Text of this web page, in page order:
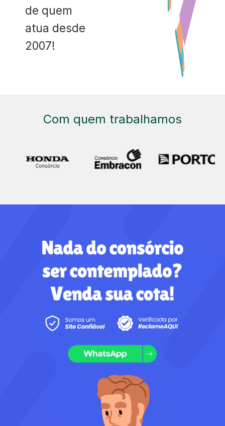
de quem
atua desde
2007!
Com quem trabalhamos